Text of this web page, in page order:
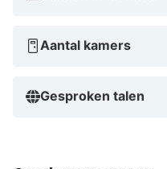
Aantal kamers
Gesproken talen